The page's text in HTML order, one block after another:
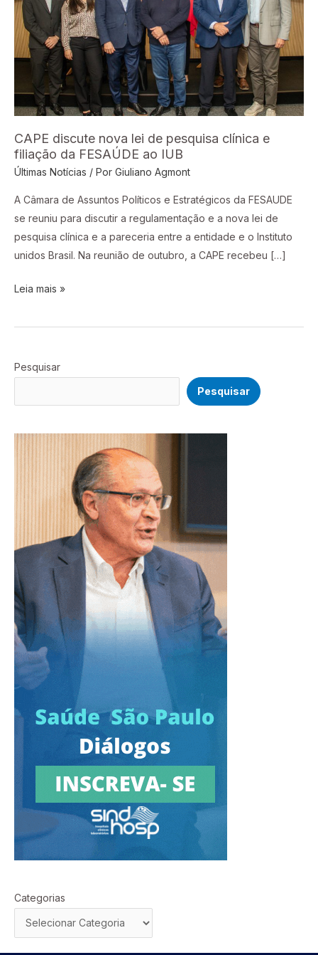
CAPE discute nova lei de pesquisa clínica e
filiação da FESAÚDE ao IUB
Últimas Notícias / Por Giuliano Agmont
A Câmara de Assuntos Políticos e Estratégicos da FESAUDE
se reuniu para discutir a regulamentação e a nova lei de
pesquisa clínica e a pareceria entre a entidade e o Instituto
unidos Brasil. Na reunião de outubro, a CAPE recebeu […]
de
pesquisa
clínica
e
da
FESAÚDE
ao
IUB
Leia mais »
Pesquisar
Pesquisar
Categorias